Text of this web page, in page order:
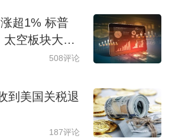
超1% 标普
空板块大涨
508评论
到美国关税退
187评论